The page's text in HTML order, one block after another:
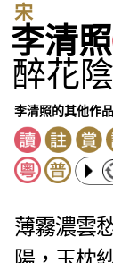
宋
李清照
醉花陰
李清照的其他作
薄霧濃雲